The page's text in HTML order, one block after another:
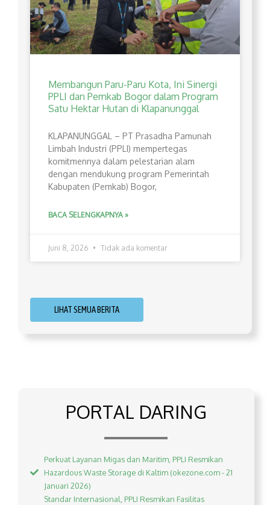
Membangun Paru-Paru Kota, Ini Sinergi
PPLI dan Pemkab Bogor dalam Program
Satu Hektar Hutan di Klapanunggal
​KLAPANUNGGAL – PT Prasadha Pamunah
Limbah Industri (PPLI) mempertegas
komitmennya dalam pelestarian alam
dengan mendukung program Pemerintah
Kabupaten (Pemkab) Bogor,
BACA SELENGKAPNYA »
Juni 8, 2026 Tidak ada komentar
LIHAT SEMUA BERITA
PORTAL DARING
Perkuat Layanan Migas dan Maritim, PPLI Resmikan
Hazardous Waste Storage di Kaltim (okezone.com - 21
Januari 2026)
Standar Internasional, PPLI Resmikan Fasilitas